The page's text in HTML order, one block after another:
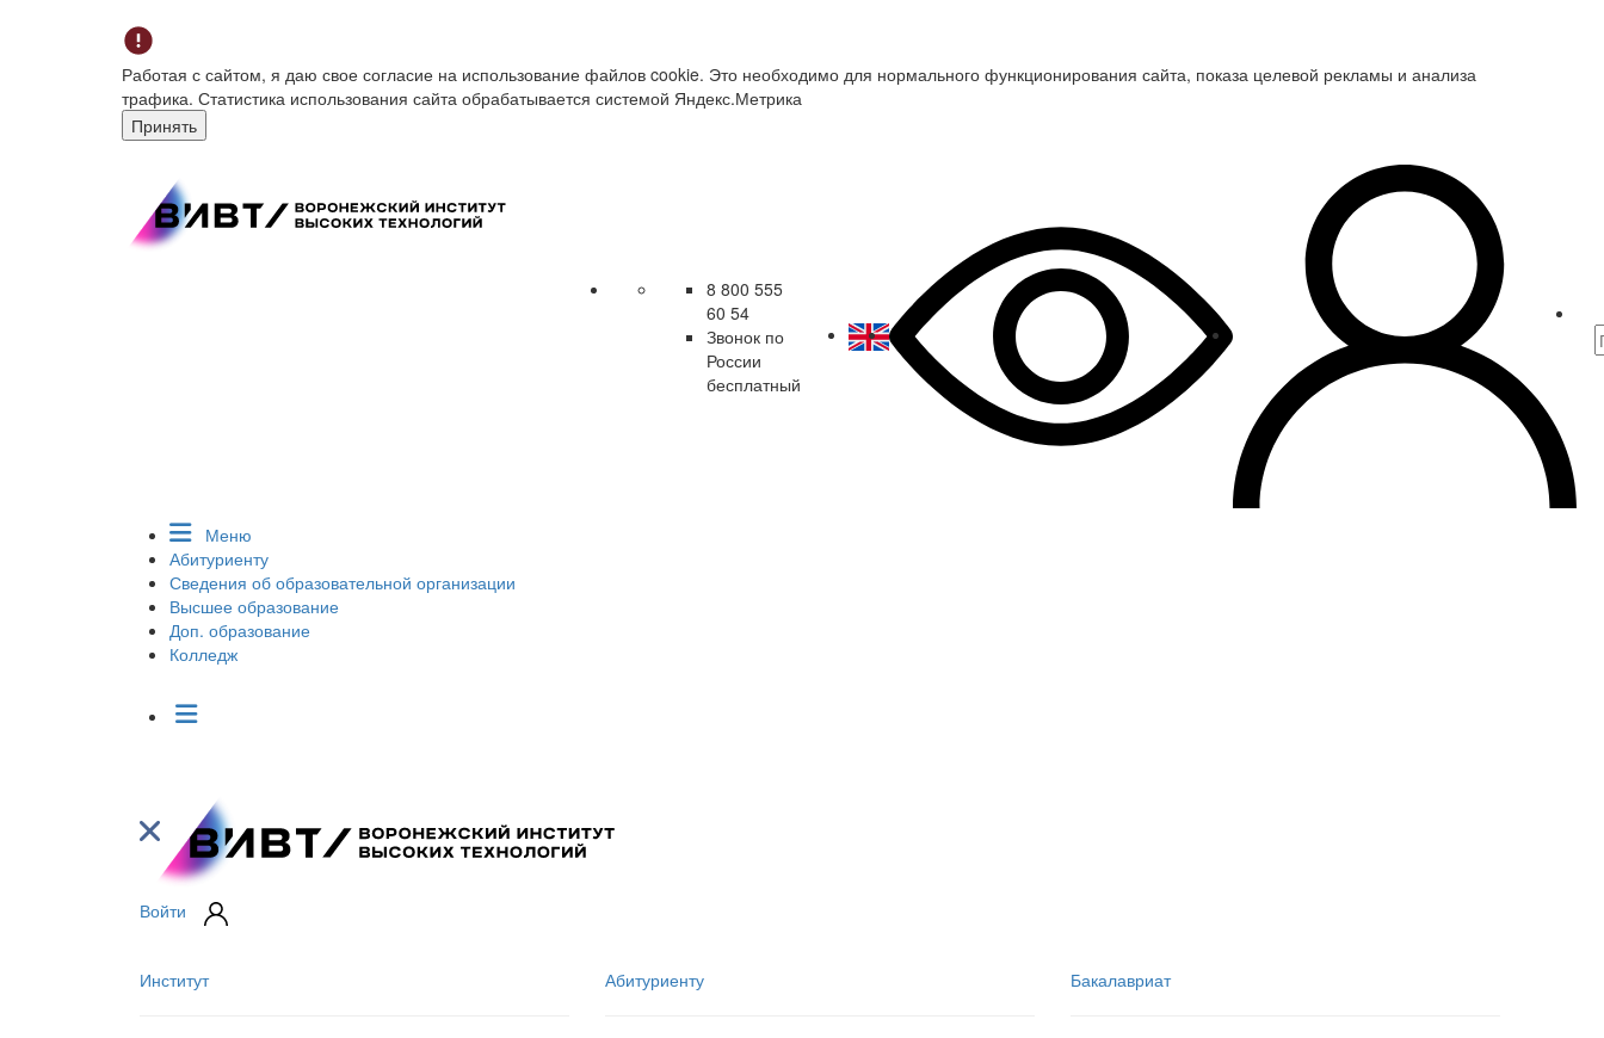
Работая с сайтом, я даю свое согласие на использование файлов cookie. Это необходимо для нормального функционирования сайта, показа целевой рекламы и анализа
трафика. Статистика использования сайта обрабатывается системой Яндекс.Метрика
Принять
8 800 555
60 54
Звонок по
России
бесплатный
Меню
Абитуриенту
Сведения об образовательной организации
Высшее образование
Доп. образование
Колледж
Войти
Институт Абитуриенту Бакалавриат